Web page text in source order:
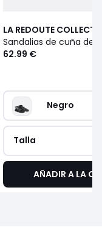
LA REDOUTE
62.99 €
Negro
Talla
AÑADIR A LA